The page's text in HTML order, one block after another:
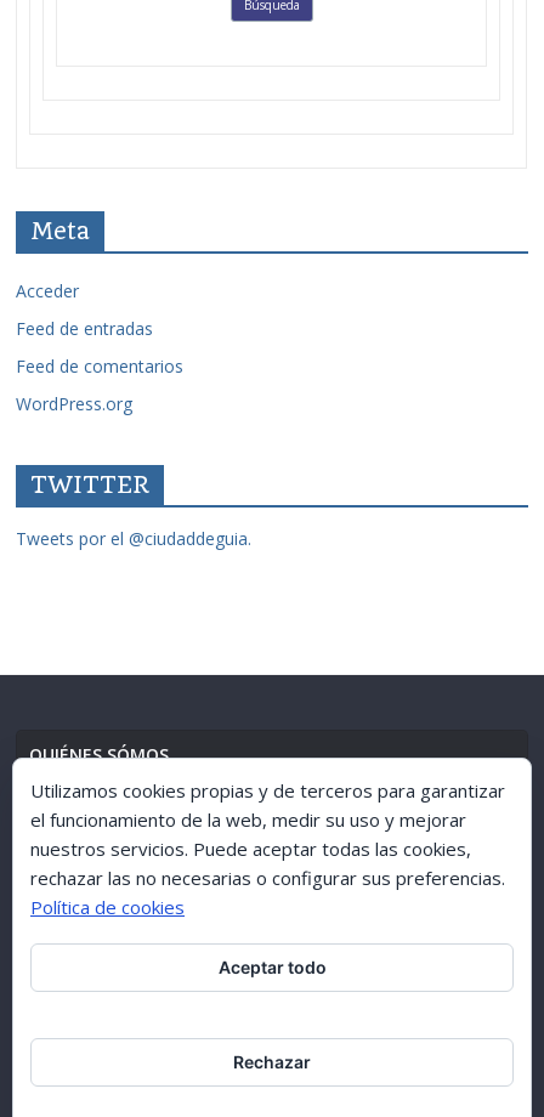
Meta
Acceder
Feed de entradas
Feed de comentarios
WordPress.org
TWITTER
Tweets por el @ciudaddeguia.
QUIÉNES SÓMOS
AVISO LEGAL// POLÍTICA DE PRIVACIDAD
ARCHIVO 1998-2015
Utilizamos cookies propias y de terceros para garantizar
el funcionamiento de la web, medir su uso y mejorar
nuestros servicios. Puede aceptar todas las cookies,
rechazar las no necesarias o configurar sus preferencias.
Política de cookies
Aceptar todo
Rechazar